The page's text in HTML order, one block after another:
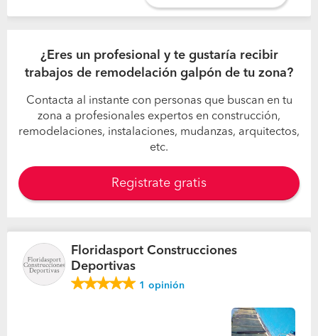
¿Eres un profesional y te gustaría recibir
trabajos de remodelación galpón de tu zona?
Contacta al instante con personas que buscan en tu
zona a profesionales expertos en construcción,
remodelaciones, instalaciones, mudanzas, arquitectos,
etc.
Registrate gratis
Floridasport Construcciones
Deportivas
1 opinión